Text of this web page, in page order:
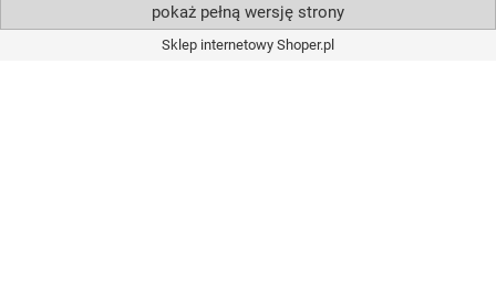
pokaż pełną wersję strony
Sklep internetowy Shoper.pl